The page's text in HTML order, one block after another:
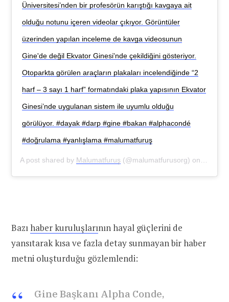
Üniversitesi’nden bir profesörün karıştığı kavgaya ait
olduğu notunu içeren videolar çıkıyor. Görüntüler
üzerinden yapılan inceleme de kavga videosunun
Gine'de değil Ekvator Ginesi'nde çekildiğini gösteriyor.
Otoparkta görülen araçların plakaları incelendiğinde “2
harf – 3 sayı 1 harf” formatındaki plaka yapısının Ekvator
Ginesi’nde uygulanan sistem ile uyumlu olduğu
görülüyor. #dayak #darp #gine #bakan #alphacondé
#doğrulama #yanlışlama #malumatfuruş
A post shared by Malumatfuruş (@malumatfurusorg) on
Bazıhaber kuruluşlarının hayal güçlerini de
yansıtarak kısa ve fazla detay sunmayan bir haber
metni oluşturduğu gözlemlendi:
Gine Başkanı Alpha Conde,